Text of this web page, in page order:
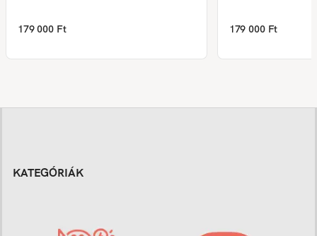
179 000 Ft 179 000 Ft
KATEGÓRIÁK